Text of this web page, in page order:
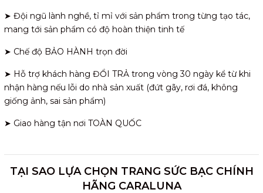
➤ Đội ngũ lành nghề, tỉ mỉ với sản phẩm trong từng tạo tác,
mang tới sản phẩm có độ hoàn thiện tinh tế
➤ Chế độ BẢO HÀNH trọn đời
➤ Hỗ trợ khách hàng ĐỔI TRẢ trong vòng 30 ngày kể từ khi
nhận hàng nếu lỗi do nhà sản xuất (đứt gãy, rơi đá, không
giống ảnh, sai sản phẩm)
➤ Giao hàng tận nơi TOÀN QUỐC
TẠI SAO LỰA CHỌN TRANG SỨC BẠC CHÍNH
HÃNG CARALUNA